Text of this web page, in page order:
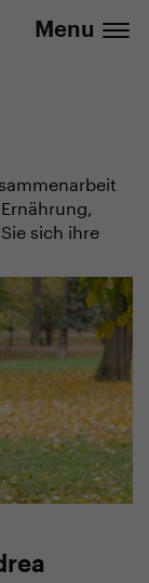
Menu
sich ihre